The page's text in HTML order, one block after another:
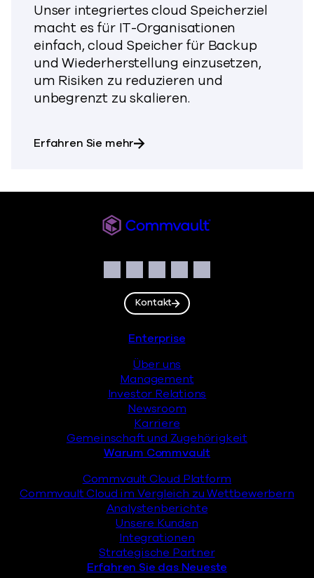
Unser integriertes cloud Speicherziel
macht es für IT-Organisationen
einfach, cloud Speicher für Backup
und Wiederherstellung einzusetzen,
um Risiken zu reduzieren und
unbegrenzt zu skalieren.
Erfahren Sie mehrüber Commvault AirGap
SozialesFacebook
Instagram
LinkedIn
TwitterYouTube
Kontakt
Enterprise
Über uns
Management
Investor Relations
Newsroom
Karriere
Gemeinschaft und Zugehörigkeit
Warum Commvault
Commvault Cloud Platform
Commvault Cloud im Vergleich zu Wettbewerbern
Analystenberichte
Unsere Kunden
Integrationen
Strategische Partner
Erfahren Sie das Neueste